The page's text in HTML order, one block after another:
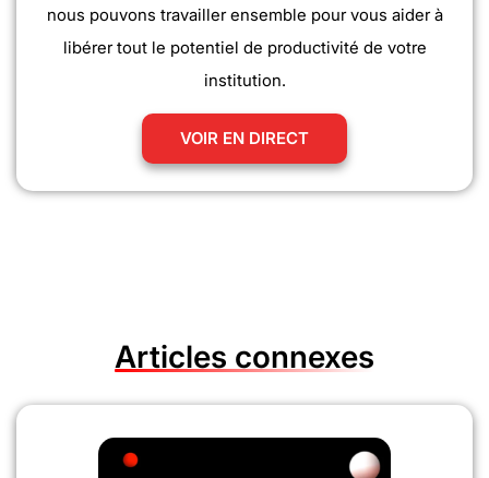
nous pouvons travailler ensemble pour vous aider à
libérer tout le potentiel de productivité de votre
institution.
VOIR EN DIRECT
Articles connexes